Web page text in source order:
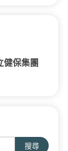
健保集團
搜尋